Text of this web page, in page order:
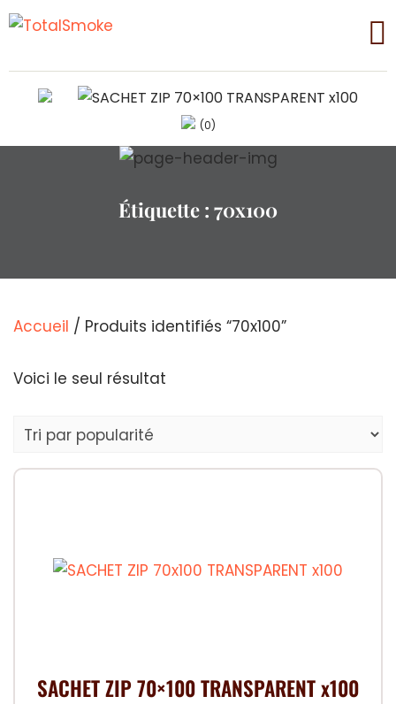
(0)
Étiquette : 70x100
Accueil / Produits identifiés “70x100”
Voici le seul résultat
SACHET ZIP 70×100 TRANSPARENT x100